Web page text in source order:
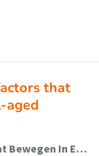
that
aged
Pepping, Rian; Janssen, Mirka (Lectoraat Bewegen In En Om School); Streppel, Martinet (Lectoraat Voeding En Beweging); Fukkink, Ruben (Kenniscentrum Onderwijs En Opvoeding); Engelbert, Raoul (Urban Vitality (Fg/Fbsv)); van Hartingsveldt, Margo (Lectoraat Ergotherapie - Participatie En Omgeving); Busch, Vincent; Stallen, Mirre (Lectoraat Armoede Interventies); Oosterlaan, Jaap